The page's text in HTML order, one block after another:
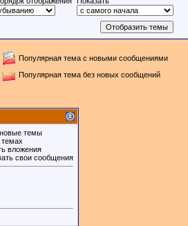
Популярная тема с новыми сообщениями
Популярная тема без новых сообщений
темы
темах
вложения
свои сообщения